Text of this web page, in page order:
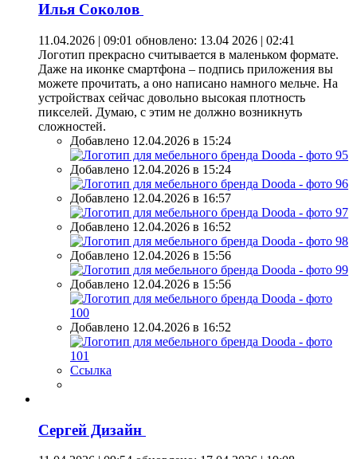
Илья Coкoлoв
11.04.2026 | 09:01 обновлено: 13.04 2026 | 02:41
Логотип прекрасно считывается в маленьком формате.
Даже на иконке смартфона – подпись приложения вы
можете прочитать, а оно написано намного мельче. На
устройствах сейчас довольно высокая плотность
пикселей. Думаю, с этим не должно возникнуть
сложностей.
Добавлено 12.04.2026 в 15:24
Добавлено 12.04.2026 в 15:24
Добавлено 12.04.2026 в 16:57
Добавлено 12.04.2026 в 16:52
Добавлено 12.04.2026 в 15:56
Добавлено 12.04.2026 в 15:56
Добавлено 12.04.2026 в 16:52
Ссылка
Сергей Дизайн